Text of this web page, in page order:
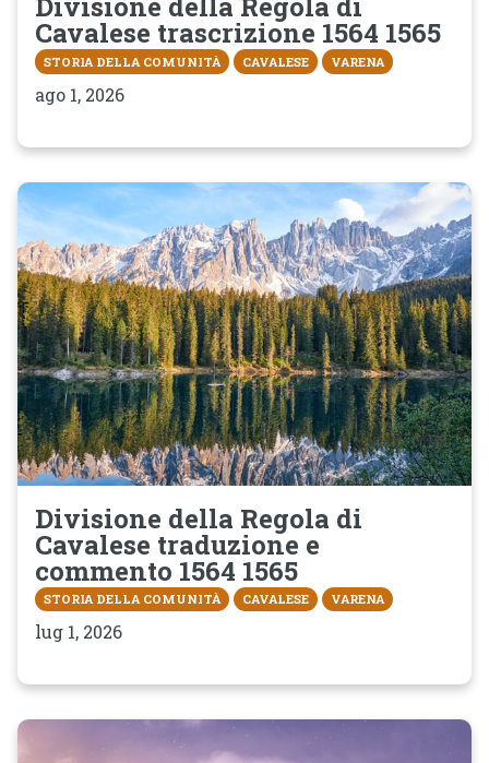
Cavalese trascrizione 1564 1565
STORIA DELLA COMUNITÀ CAVALESE VARENA
ago 1, 2026
Divisione della Regola di
Cavalese traduzione e
commento 1564 1565
STORIA DELLA COMUNITÀ CAVALESE VARENA
lug 1, 2026